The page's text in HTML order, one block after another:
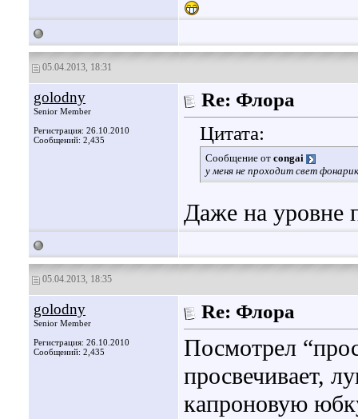
05.04.2013, 18:31
golodny
Senior Member
Регистрация: 26.10.2010
Сообщений: 2,435
Re: Флора
Цитата:
Сообщение от congai
у меня не проходит свет
Даже на уровне
05.04.2013, 18:35
golodny
Senior Member
Регистрация: 26.10.2010
Сообщений: 2,435
Re: Флора
Посмотрел
просвечивает,
капроновую